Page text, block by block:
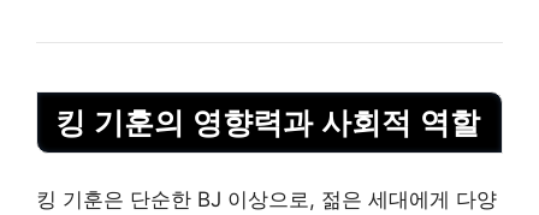
킹 기훈의 영향력과 사회적 역할
킹 기훈은 단순한 BJ 이상으로, 젊은 세대에게 다양